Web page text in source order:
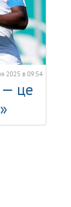
2025 в 09:54
— це